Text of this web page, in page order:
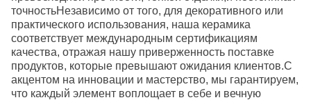
точностьНезависимо от того, для декоративного или
практического использования, наша керамика
соответствует международным сертификациям
качества, отражая нашу приверженность поставке
продуктов, которые превышают ожидания клиентов.С
акцентом на инновации и мастерство, мы гарантируем,
что каждый элемент воплощает в себе и вечную